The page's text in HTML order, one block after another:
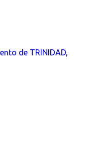
de TRINIDAD,